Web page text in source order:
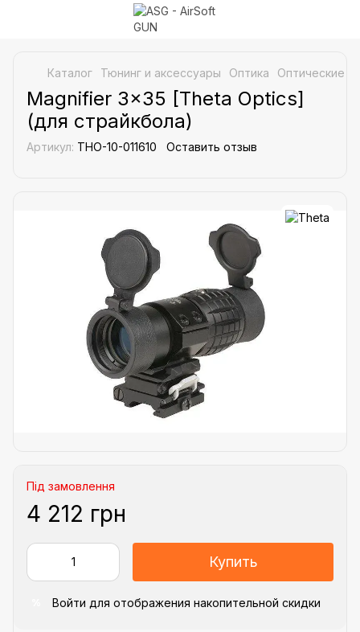
Каталог Тюнинг и аксессуары Оптика Оптические
Magnifier 3x35 [Theta Optics]
(для страйкбола)
Артикул: THO-10-011610 Оставить отзыв
Під замовлення
4 212 грн
Купить
Войти для отображения накопительной скидки